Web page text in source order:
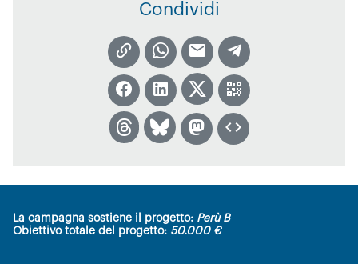
Condividi
La campagna sostiene il progetto: Perù B
Obiettivo totale del progetto: 50.000 €